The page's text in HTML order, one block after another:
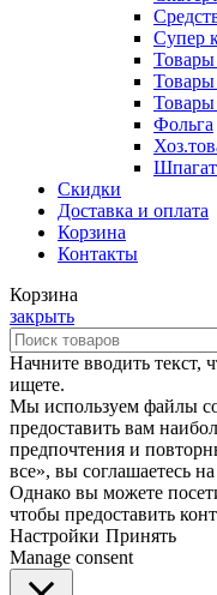
Супер
Товары
Товары
Товары
Фольга
Шпагат
Скидки
Доставка и оплата
Корзина
Контакты
Корзина
закрыть
Начните вводить текст,
ищете.
Мы используем файлы
предоставить вам
предпочтения и
все», вы соглашаетесь
Однако вы можете
чтобы предоставить
Настройки Принять
Manage consent